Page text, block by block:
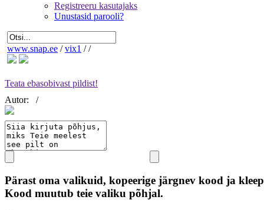
Registreeru kasutajaks
Unustasid parooli?
www.snap.ee / vix1 / /
Teata ebasobivast pildist!
Autor:
/
Pärast oma valikuid, kopeerige järgnev kood ja
Kood muutub teie valiku põhjal.